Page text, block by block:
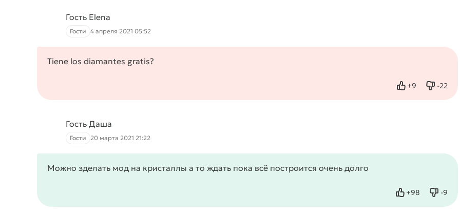
Гость Elena
Гости 4 апреля 2021 05:52
Tiene los diamantes gratis?
+9
Нравится -22
Не
Гость Даша
Гости 20 марта 2021 21:22
Можно зделать мод на кристаллы а то ждать пока всё построится очень долго
+98
Нравится -9
Не